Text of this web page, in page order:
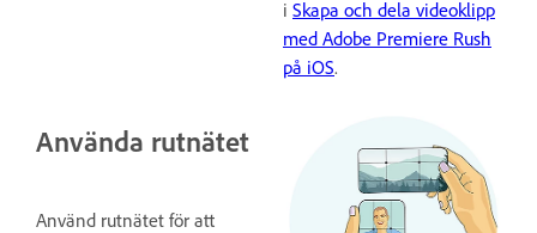
i Skapa och dela videoklipp
med Adobe Premiere Rush
på iOS.
Använda rutnätet
Använd rutnätet för att